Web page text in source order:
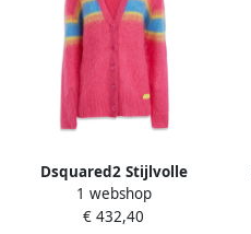
Dsquared2 Stijlvolle
Gebreide Collectie Pink
Dames
1 webshop
€ 432,40